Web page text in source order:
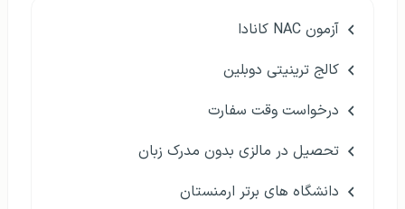
آزمون NAC کانادا
کالج ترینیتی دوبلین
درخواست وقت سفارت
تحصیل در مالزی بدون مدرک زبان
دانشگاه های برتر ارمنستان